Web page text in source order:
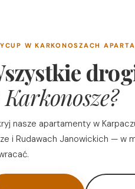
W KARKONOSZACH
nasze apartamenty w
i Rudawach Janowickich — w